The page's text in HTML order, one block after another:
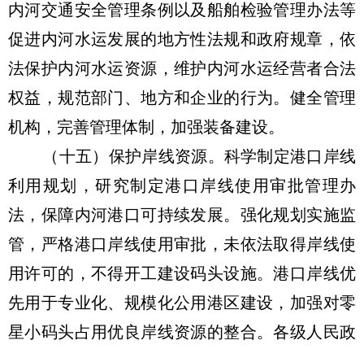
内河交通安全管理条例以及船舶检验管理办法等
促进内河水运发展的地方性法规和政府规章，依
法保护内河水运资源，维护内河水运经营者合法
权益，规范部门、地方和企业的行为。健全管理
机构，完善管理体制，加强装备建设。
（十五）保护岸线资源。科学制定港口岸线
利用规划，研究制定港口岸线使用审批管理办
法，保障内河港口可持续发展。强化规划实施监
管，严格港口岸线使用审批，未依法取得岸线使
用许可的，不得开工建设码头设施。港口岸线优
先用于专业化、规模化公用港区建设，加强对零
星小码头占用优良岸线资源的整合。各级人民政